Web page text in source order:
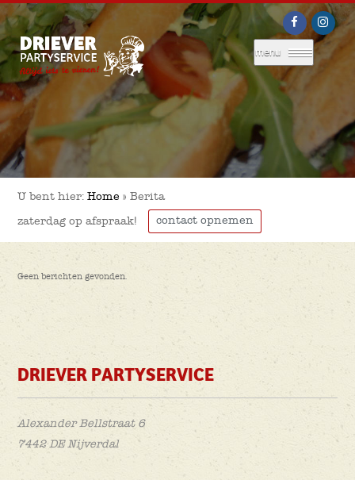
menu
U bent hier:Home »Berita
zaterdag op afspraak! contact opnemen
Geen berichten gevonden.
DRIEVER PARTYSERVICE
Alexander Bellstraat 6
7442 DE Nijverdal